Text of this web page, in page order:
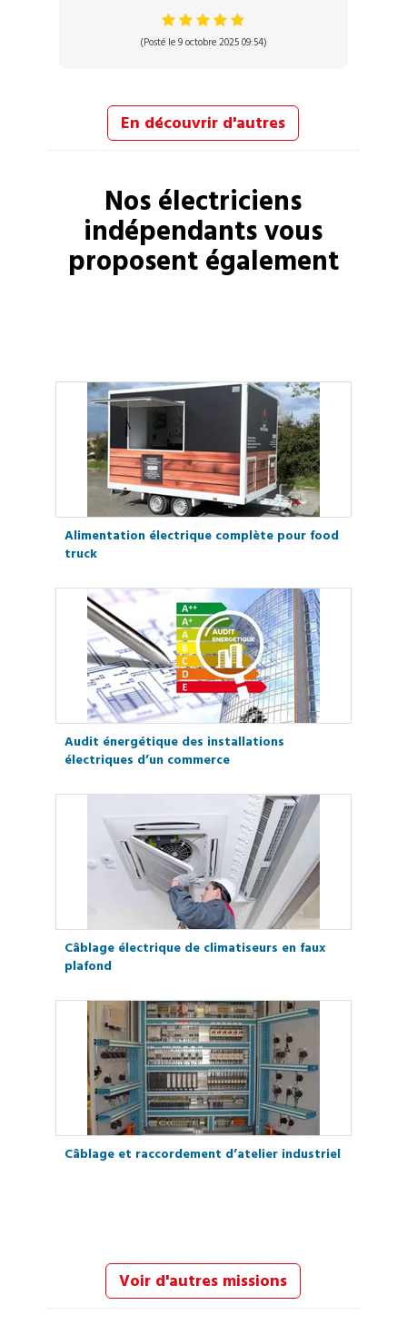
(Posté le 9 octobre 2025 09:54)
En découvrir d'autres
Nos électriciens
indépendants vous
proposent également
Alimentation électrique complète pour food
truck
Audit énergétique des installations
électriques d’un commerce
Câblage électrique de climatiseurs en faux
plafond
Câblage et raccordement d’atelier industriel
Voir d'autres missions